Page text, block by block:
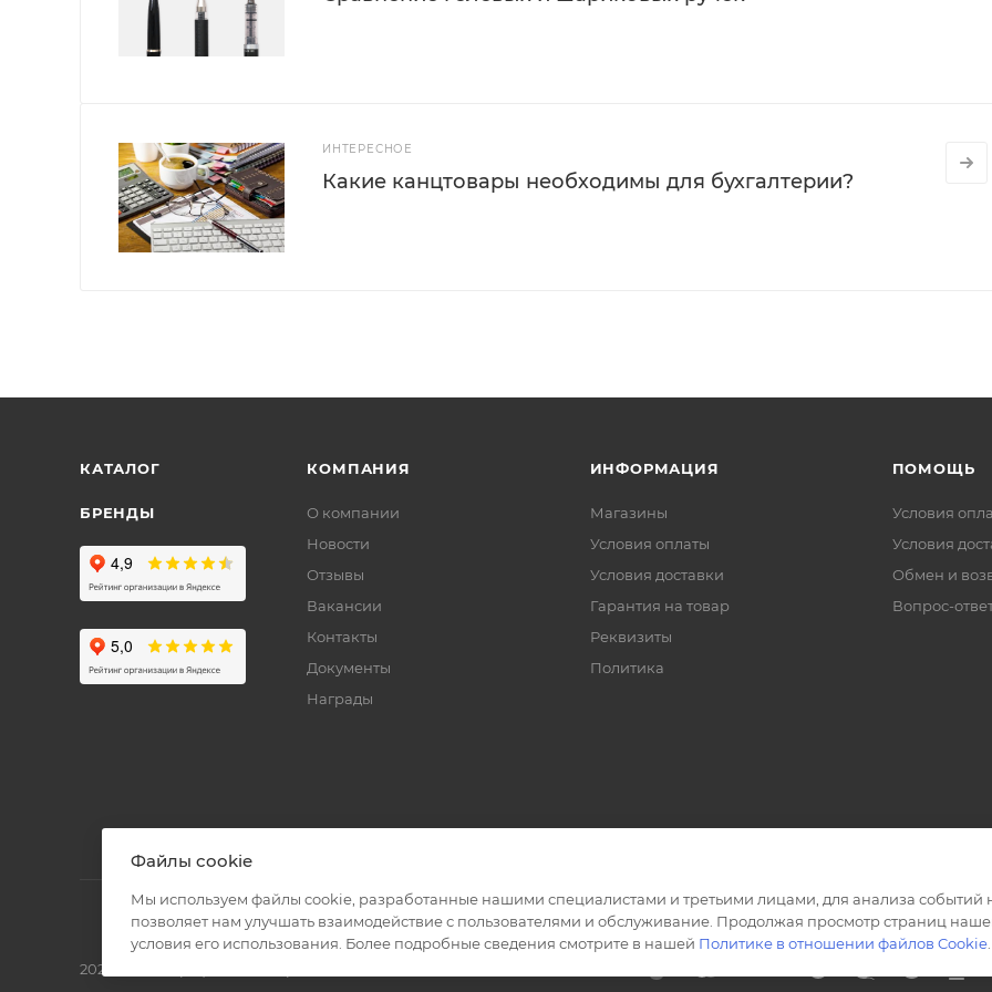
ИНТЕРЕСНОЕ
Какие канцтовары необходимы для бухгалтерии?
КАТАЛОГ
БРЕНДЫ
КОМПАНИЯ
О компании
Новости
Отзывы
Вакансии
Контакты
Документы
Награды
ИНФОРМАЦИЯ
Магазины
Условия оплаты
Условия доставки
Гарантия на товар
Реквизиты
Политика
ПОМОЩЬ
Условия
Условия
Обмен и
Вопрос-
2026 © Полиграф кит - интернет-магазин
Файлы cookie
Мы используем файлы cookie, разработанные нашими специалистами и третьими лицами, для анализа событий
позволяет нам улучшать взаимодействие с пользователями и обслуживание. Продолжая просмотр страниц
условия его использования. Более подробные сведения смотрите в нашей Политике в отношении файлов Cookie